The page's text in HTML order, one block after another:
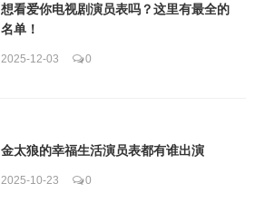
想看爱你电视剧演员表吗？这里有最全的
名单！
2025-12-03 0
金太狼的幸福生活演员表都有谁出演
2025-10-23 0